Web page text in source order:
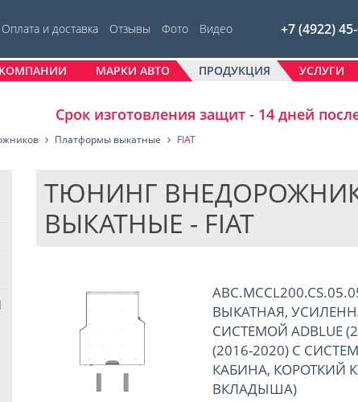
Оплата и доставка Отзывы Фото Видео +7 (4922)
МАРКИ АВТО ПРОДУКЦИЯ УСЛУГИ
Срок изготовления защит - 14 дней
Платформы выкатные FIAT
ТЮНИНГ
ВЫКАТНЫЕ - FIAT
ВЫКАТНАЯ,
СИСТЕМОЙ ADBLUE
(2016-2020) С
КАБИНА, КОРОТКИЙ
ВКЛАДЫША)